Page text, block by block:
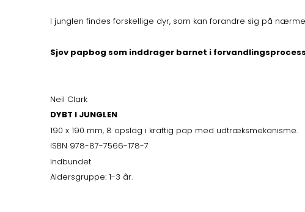
I junglen findes forskellige dyr, som kan forandre sig på
Sjov papbog som inddrager barnet i
Neil Clark
DYBT I JUNGLEN
190 x 190 mm, 8 opslag i kraftig pap med udtræksmekanisme.
ISBN 978-87-7566-178-7
Indbundet
Aldersgruppe: 1-3 år.